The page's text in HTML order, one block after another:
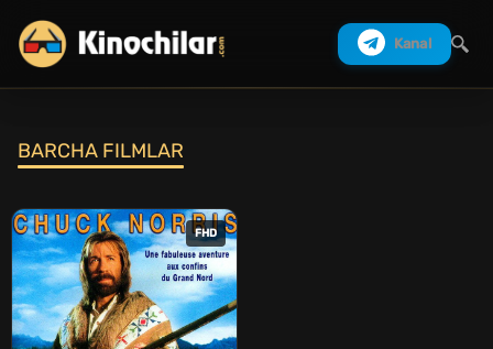
Kanal
BARCHA FILMLAR
FHD